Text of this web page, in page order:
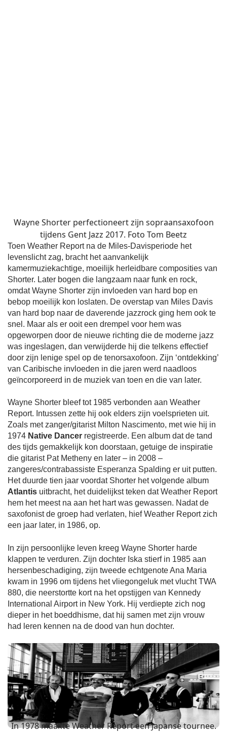
Wayne Shorter perfectioneert zijn sopraansaxofoon
tijdens Gent Jazz 2017. Foto Tom Beetz
Toen Weather Report na de Miles-Davisperiode het
levenslicht zag, bracht het aanvankelijk
kamermuziekachtige, moeilijk herleidbare composities van
Shorter. Later bogen die langzaam naar funk en rock,
omdat Wayne Shorter zijn invloeden van hard bop en
bebop moeilijk kon loslaten. De overstap van Miles Davis
van hard bop naar de daverende jazzrock ging hem ook te
snel. Maar als er ooit een drempel voor hem was
opgeworpen door de nieuwe richting die de moderne jazz
was ingeslagen, dan verwijderde hij die telkens effectief
door zijn lenige spel op de tenorsaxofoon. Zijn ‘ontdekking’
van Caribische invloeden in die jaren werd naadloos
geïncorporeerd in de muziek van toen en die van later.
Wayne Shorter bleef tot 1985 verbonden aan Weather
Report. Intussen zette hij ook elders zijn voelsprieten uit.
Zoals met zanger/gitarist Milton Nascimento, met wie hij in
1974 Native Dancer registreerde. Een album dat de tand
des tijds gemakkelijk kon doorstaan, getuige de inspiratie
die gitarist Pat Metheny en later – in 2008 –
zangeres/contrabassiste Esperanza Spalding er uit putten.
Het duurde tien jaar voordat Shorter het volgende album
Atlantis uitbracht, het duidelijkst teken dat Weather Report
hem het meest na aan het hart was gewassen. Nadat de
saxofonist de groep had verlaten, hief Weather Report zich
een jaar later, in 1986, op.
In zijn persoonlijke leven kreeg Wayne Shorter harde
klappen te verduren. Zijn dochter Iska stierf in 1985 aan
hersenbeschadiging, zijn tweede echtgenote Ana Maria
kwam in 1996 om tijdens het vliegongeluk met vlucht TWA
880, die neerstortte kort na het opstijgen van Kennedy
International Airport in New York. Hij verdiepte zich nog
dieper in het boeddhisme, dat hij samen met zijn vrouw
had leren kennen na de dood van hun dochter.
In 1978 maakte Weather Report een Japanse tournee.